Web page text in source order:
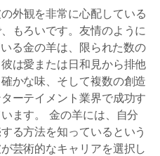
外観を非常に心配している
もろいです。友情のように
る金の羊は、限られた数の
は愛または日和見から排他
かな味、そして複数の創造
ーテイメント業界で成功す
ます。 金の羊には、自分
る方法を知っているという
芸術的なキャリアを選択し